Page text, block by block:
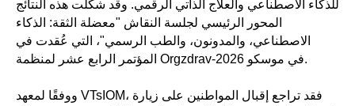
للذكاء الاصطناعي والعلاج الذاتي الرقمي. وقد شكلت هذه النتائج
المحور الرئيسي لجلسة النقاش "معضلة الثقة: الذكاء
الاصطناعي، والمدونون، والطب الرسمي"، التي عُقدت في
المؤتمر الرابع عشر لمنظمة Orgzdrav-2026 في موسكو.
ووفقًا لمعهد VTsIOM، فقد تراجع إقبال المواطنين على زيارة